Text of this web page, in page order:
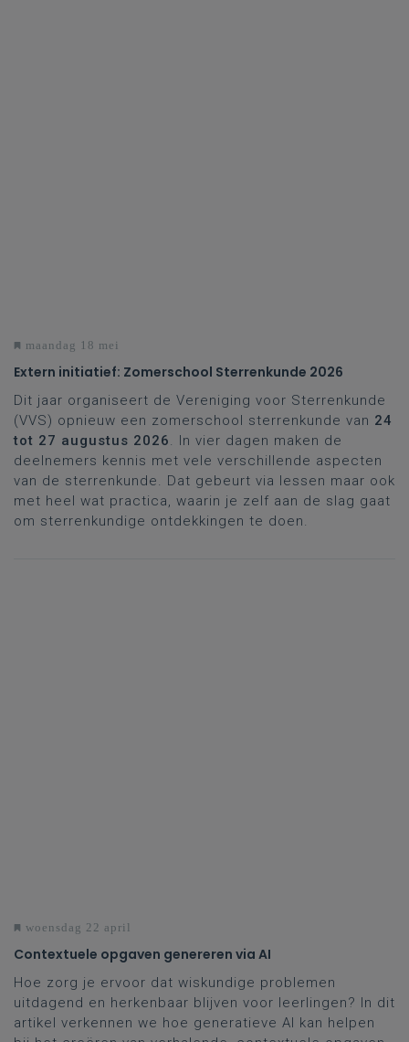
maandag 18 mei
Extern initiatief: Zomerschool Sterrenkunde 2026
Dit jaar organiseert de Vereniging voor Sterrenkunde
(VVS) opnieuw een zomerschool sterrenkunde van 24
tot 27 augustus 2026. In vier dagen maken de
deelnemers kennis met vele verschillende aspecten
van de sterrenkunde. Dat gebeurt via lessen maar ook
met heel wat practica, waarin je zelf aan de slag gaat
om sterrenkundige ontdekkingen te doen.
woensdag 22 april
Contextuele opgaven genereren via AI
Hoe zorg je ervoor dat wiskundige problemen
uitdagend en herkenbaar blijven voor leerlingen? In dit
artikel verkennen we hoe generatieve AI kan helpen